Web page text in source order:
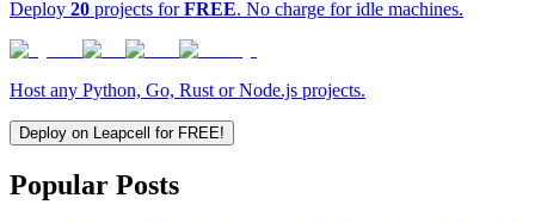
Deploy 20 projects forFREE. No charge for idle machines.
Host any Python, Go, Rust or Node.js projects.
Deploy on Leapcell for FREE!
Popular Posts